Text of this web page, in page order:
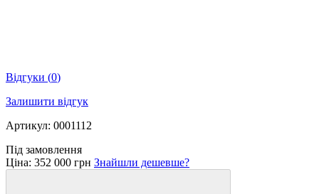
Відгуки (0)
Залишити відгук
Артикул: 0001112
Під замовлення
Ціна: 352 000 грн Знайшли дешевше?